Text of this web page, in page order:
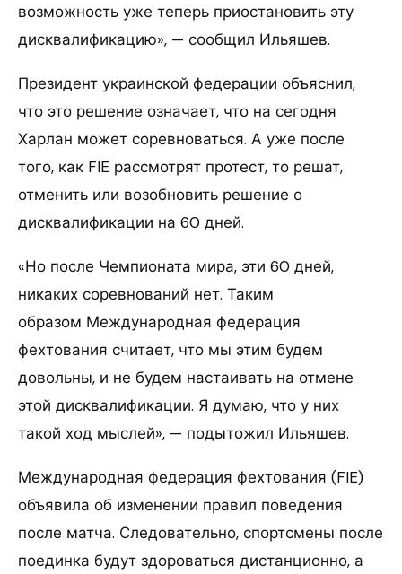
возможность уже теперь приостановить эту
дисквалификацию», — сообщил Ильяшев.
Президент украинской федерации объяснил,
что это решение означает, что на сегодня
Харлан может соревноваться. А уже после
того, как FIE рассмотрят протест, то решат,
отменить или возобновить решение о
дисквалификации на 60 дней.
«Но после Чемпионата мира, эти 60 дней,
никаких соревнований нет. Таким
образом Международная федерация
фехтования считает, что мы этим будем
довольны, и не будем настаивать на отмене
этой дисквалификации. Я думаю, что у них
такой ход мыслей», — подытожил Ильяшев.
Международная федерация фехтования (FIE)
объявила об изменении правил поведения
после матча. Следовательно, спортсмены после
поединка будут здороваться дистанционно, а